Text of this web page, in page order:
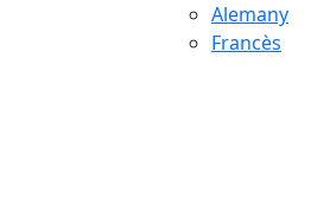
Alemany
Francès